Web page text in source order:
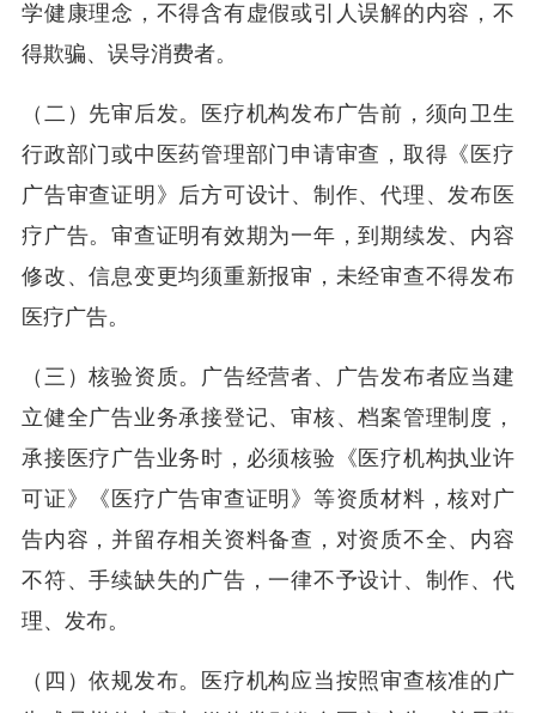
学健康理念，不得含有虚假或引人误解的内容，不
得欺骗、误导消费者。
（二）先审后发。医疗机构发布广告前，须向卫生
行政部门或中医药管理部门申请审查，取得《医疗
广告审查证明》后方可设计、制作、代理、发布医
疗广告。审查证明有效期为一年，到期续发、内容
修改、信息变更均须重新报审，未经审查不得发布
医疗广告。
（三）核验资质。广告经营者、广告发布者应当建
立健全广告业务承接登记、审核、档案管理制度，
承接医疗广告业务时，必须核验《医疗机构执业许
可证》《医疗广告审查证明》等资质材料，核对广
告内容，并留存相关资料备查，对资质不全、内容
不符、手续缺失的广告，一律不予设计、制作、代
理、发布。
（四）依规发布。医疗机构应当按照审查核准的广